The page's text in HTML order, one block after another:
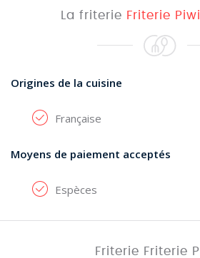
La friterie Friterie
Origines de la cuisine
Française
Moyens de paiement acceptés
Espèces
Friterie Friterie